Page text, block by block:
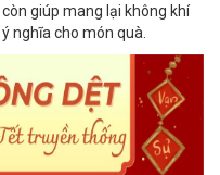
giúp mang lại không khí
nghĩa cho món quà.